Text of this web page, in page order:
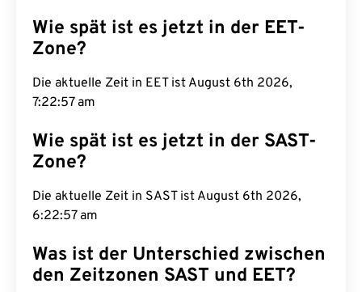
Wie spät ist es jetzt in der EET-
Zone?
Die aktuelle Zeit in EET ist August 6th 2026,
7:22:58 am
Wie spät ist es jetzt in der SAST-
Zone?
Die aktuelle Zeit in SAST ist August 6th 2026,
6:22:58 am
Was ist der Unterschied zwischen
den Zeitzonen SAST und EET?